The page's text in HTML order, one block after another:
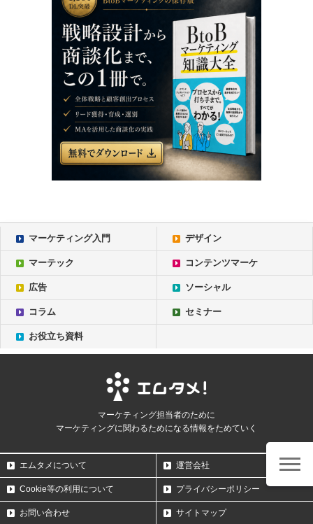
マーケティング入門 デザイン
マーテック コンテンツマーケ
広告 ソーシャル
コラム セミナー
お役立ち資料
マーケティング担当者のために
マーケティングに関わるためになる情報をためていく
エムタメについて 運営会社
Cookie等の利用について プライバシーポリシー
お問い合わせ サイトマップ